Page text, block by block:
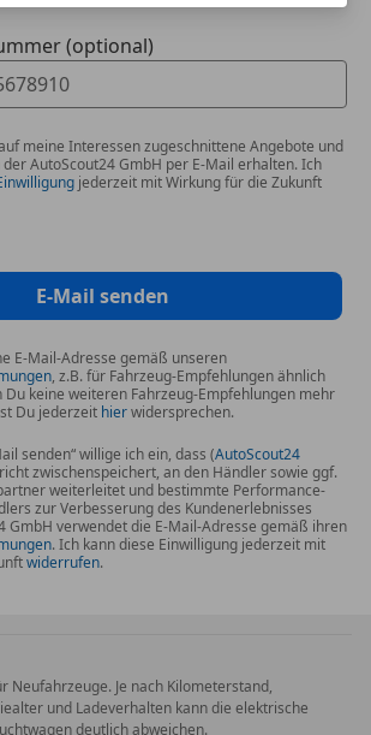
(optional)
meine Interessen zugeschnittene Angebote und
AutoScout24 GmbH per E-Mail erhalten. Ich
jederzeit mit Wirkung für die Zukunft
E-Mail senden
E-Mail-Adresse gemäß unseren
, z.B. für Fahrzeug-Empfehlungen ähnlich
Du keine weiteren Fahrzeug-Empfehlungen mehr
Du jederzeit hierwidersprechen.
senden“ willige ich ein, dass (AutoScout24
zwischenspeichert, an den Händler sowie ggf.
weiterleitet und bestimmte Performance-
zur Verbesserung des Kundenerlebnisses
GmbH verwendet die E-Mail-Adresse gemäß ihren
. Ich kann diese Einwilligung jederzeit mit
widerrufen.
Neufahrzeuge. Je nach Kilometerstand,
und Ladeverhalten kann die elektrische
deutlich abweichen.